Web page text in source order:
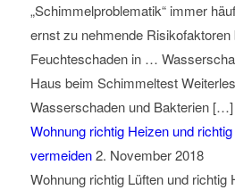
„Schimmelproblematik“ immer
ernst zu nehmende Risikofaktoren
Feuchteschaden in …
Haus beim Schimmeltest
Wasserschaden und Bakterien […]
Wohnung richtig Heizen und
vermeiden 2. November 2018
Wohnung richtig Lüften und richtig